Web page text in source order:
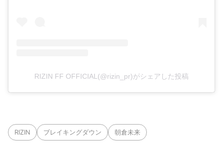
RIZIN FF OFFICIAL(@rizin_pr)がシェアした投稿
RIZIN ブレイキングダウン 朝倉未来